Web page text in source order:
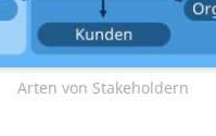
Arten von Stakeholdern